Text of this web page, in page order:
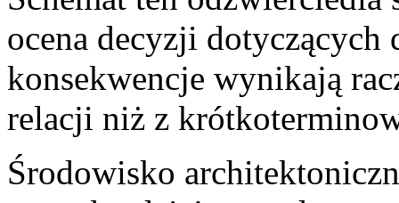
ocena decyzji
konsekwencje wynikają
relacji niż z
Środowisko